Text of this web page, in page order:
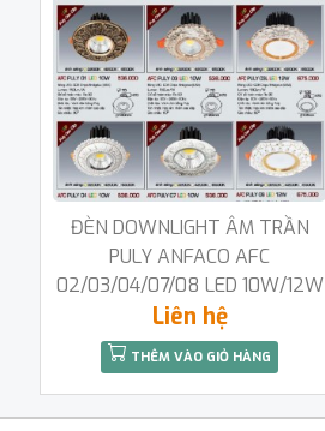
ĐÈN DOWNLIGHT ÂM TRẦN
PULY ANFACO AFC
02/03/04/07/08 LED 10W/12W
Liên hệ
THÊM VÀO GIỎ HÀNG